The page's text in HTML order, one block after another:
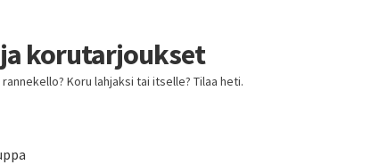
korutarjoukset
Koru lahjaksi tai itselle? Tilaa heti.